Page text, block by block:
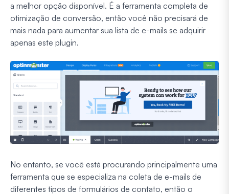
a melhor opção disponível. É a ferramenta completa de
otimização de conversão, então você não precisará de
mais nada para aumentar sua lista de e-mails se adquirir
apenas este plugin.
No entanto, se você está procurando principalmente uma
ferramenta que se especializa na coleta de e-mails de
diferentes tipos de formulários de contato, então o